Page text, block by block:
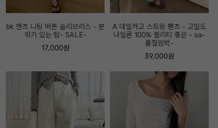
bk 앤츠 니팅 버튼 슬리브리스 - 분
위기 있는 탑- SALE-
17,000원
A 데일카고 스트링 팬츠 - 고밀도
나일론 100% 퀄리티 좋은 - sa-
품절임박-
39,000원